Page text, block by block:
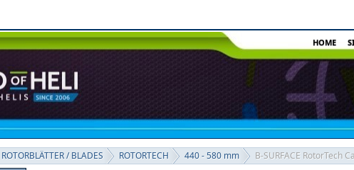
HOME
ROTORBLÄTTER / BLADES ROTORTECH 440 - 580 mm
B-SURFACE RotorTech